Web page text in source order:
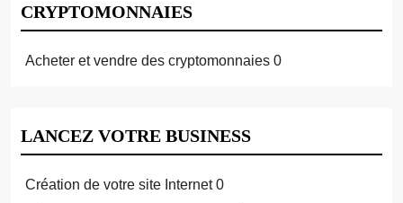
CRYPTOMONNAIES
Acheter et vendre des cryptomonnaies 0
LANCEZ VOTRE BUSINESS
Création de votre site Internet0